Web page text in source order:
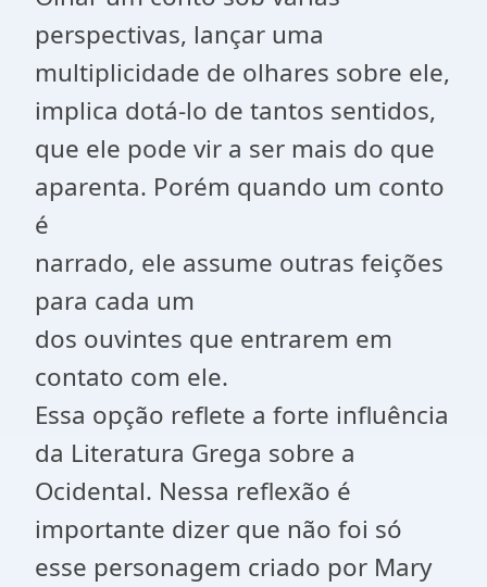
perspectivas, lançar uma
multiplicidade de olhares sobre ele,
implica dotá-lo de tantos sentidos,
que ele pode vir a ser mais do que
aparenta. Porém quando um conto
é
narrado, ele assume outras feições
para cada um
dos ouvintes que entrarem em
contato com ele.
Essa opção reflete a forte influência
da Literatura Grega sobre a
Ocidental. Nessa reflexão é
importante dizer que não foi só
esse personagem criado por Mary